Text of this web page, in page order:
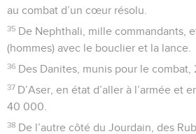
au combat d’un cœur résolu.
35 De Nephthali, mille commandants,
(hommes) avec le bouclier et la lance.
36 Des Danites, munis pour le combat,
37 D’Aser, en état d’aller à l’armée et
40 000.
38 De l’autre côté du Jourdain, des